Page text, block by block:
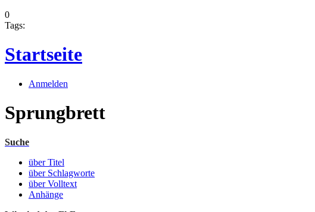
0
Tags:
Startseite
Anmelden
Sprungbrett
Suche
über Titel
über Schlagworte
über Volltext
Anhänge